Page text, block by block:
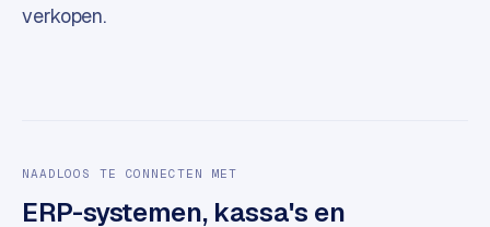
k
verkopen.
NAADLOOS TE CONNECTEN MET
ERP-systemen, kassa's en